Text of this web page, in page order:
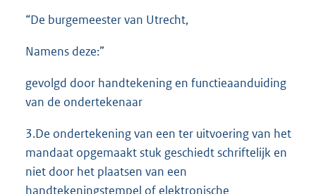
“De burgemeester van Utrecht,
Namens deze:”
gevolgd door handtekening en functieaanduiding
van de ondertekenaar
3.De ondertekening van een ter uitvoering van het
mandaat opgemaakt stuk geschiedt schriftelijk en
niet door het plaatsen van een
handtekeningstempel of elektronische